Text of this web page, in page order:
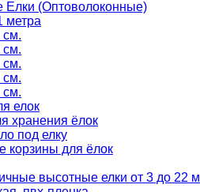
Елки (Оптоволоконные)
метра
см.
см.
см.
см.
см.
елок
хранения ёлок
под елку
корзины для ёлок
высотные елки от 3 до 22 м